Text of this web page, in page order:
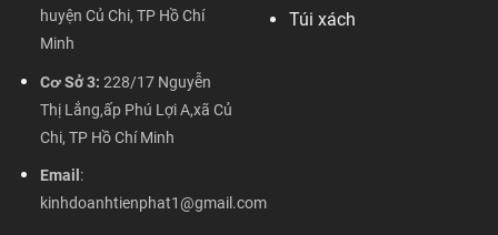
huyện Củ Chi, TP Hồ Chí
Minh
Cơ Sở 3: 228/17 Nguyễn
Thị Lắng,ấp Phú Lợi A,xã Củ
Chi, TP Hồ Chí Minh
Email:
kinhdoanhtienphat1@gmail.com
Túi xách